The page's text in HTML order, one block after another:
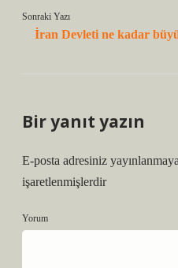
Sonraki Yazı
İran Devleti ne kadar
Bir yanıt yazın
E-posta adresiniz
işaretlenmişlerdir
Yorum